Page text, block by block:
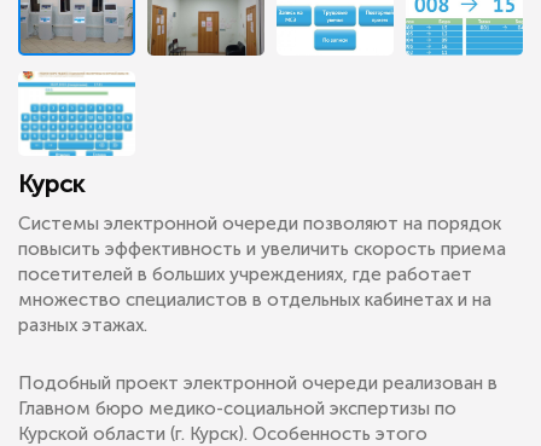
Курск
Системы электронной очереди позволяют на порядок
повысить эффективность и увеличить скорость приема
посетителей в больших учреждениях, где работает
множество специалистов в отдельных кабинетах и на
разных этажах.
Подобный проект электронной очереди реализован в
Главном бюро медико-социальной экспертизы по
Курской области (г. Курск). Особенность этого